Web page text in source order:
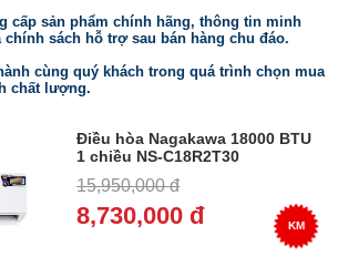
cấp sản phẩm chính hãng, thông tin minh
chính sách hỗ trợ sau bán hàng chu đáo.
cùng quý khách trong quá trình chọn mua
chất lượng.
Điều hòa Nagakawa 18000 BTU
1 chiều NS-C18R2T30
15,950,000 đ
8,730,000 đ KM